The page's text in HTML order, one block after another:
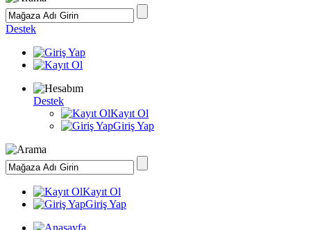
Destek
Destek
Kayıt Ol
Giriş Yap
Kayıt Ol
Giriş Yap